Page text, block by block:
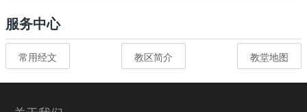
服务中心
常用经文 教区简介 教堂地图